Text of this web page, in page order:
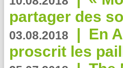
partager des
03.08.2018 | En
proscrit les